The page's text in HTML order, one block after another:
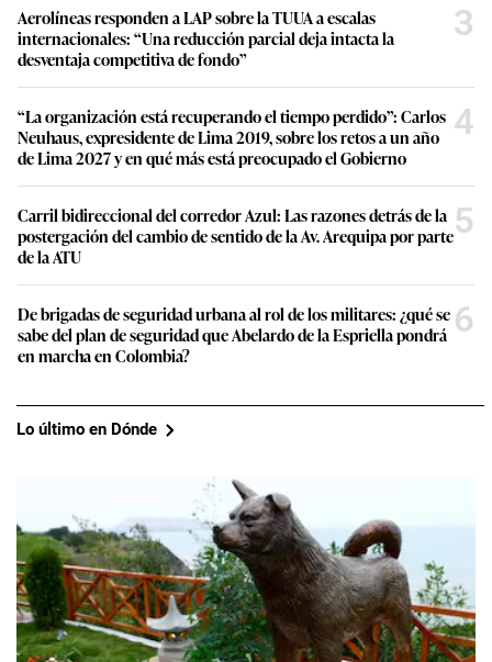
Aerolíneas responden a LAP sobre la TUUA a escalas
internacionales: “Una reducción parcial deja intacta la
desventaja competitiva de fondo”
3
“La organización está recuperando el tiempo perdido”: Carlos
Neuhaus, expresidente de Lima 2019, sobre los retos a un año
de Lima 2027 y en qué más está preocupado el Gobierno
4
Carril bidireccional del corredor Azul: Las razones detrás de la
postergación del cambio de sentido de la Av. Arequipa por parte
de la ATU
5
De brigadas de seguridad urbana al rol de los militares: ¿qué se
sabe del plan de seguridad que Abelardo de la Espriella pondrá
en marcha en Colombia?
6
Lo último en Dónde